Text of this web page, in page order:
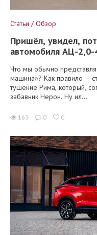
Статьи / Обзор
Пришёл, увидел,
автомобиля АЦ-2,0-
Что мы обычно
машина»? Как правило –
тушение Рима, который,
забавник Нерон. Ну ил...
163 0 0